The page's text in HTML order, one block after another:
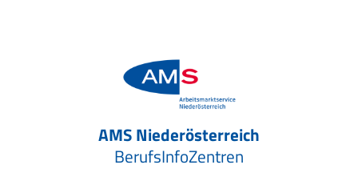
AMS Niederösterreich
BerufsInfoZentren